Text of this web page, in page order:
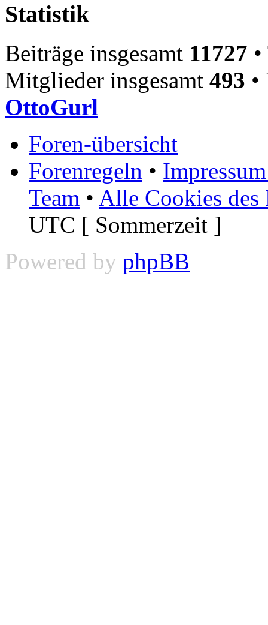
Statistik
Beiträge insgesamt 11727
Mitglieder insgesamt 493
OttoGurl
Foren-übersicht
Forenregeln •
Team • Alle Cookies des
UTC [ Sommerzeit ]
Powered by phpBB